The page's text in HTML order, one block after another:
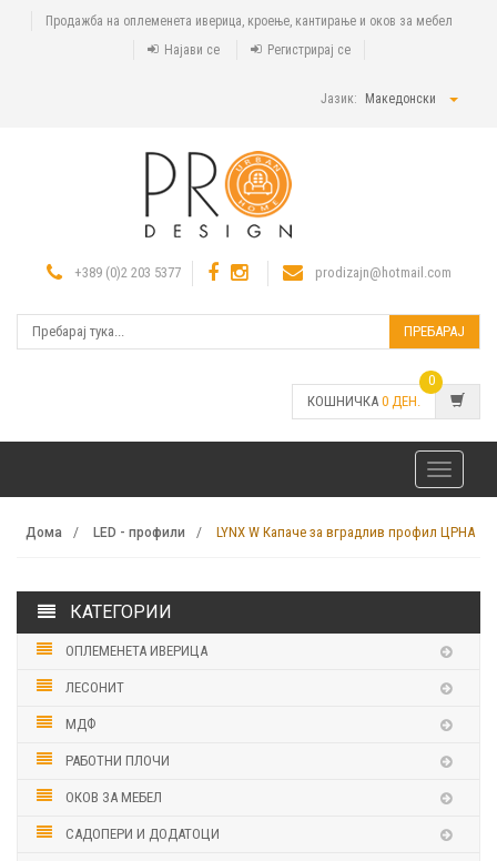
Продажба на оплеменета иверица, кроење, кантирање и оков за мебел
Најави се
Регистрирај се
Јазик: Македонски
+389 (0)2 203 5377 prodizajn@hotmail.com
ПРЕБАРАЈ
КОШНИЧКА 0 ДЕН.
0
Toggle
navigation
Дома LED - профили LYNX W Капаче за вградлив профил ЦРНА
КАТЕГОРИИ
ОПЛЕМЕНЕТА ИВЕРИЦА
ЛЕСОНИТ
МДФ
РАБОТНИ ПЛОЧИ
ОКОВ ЗА МЕБЕЛ
САДОПЕРИ И ДОДАТОЦИ